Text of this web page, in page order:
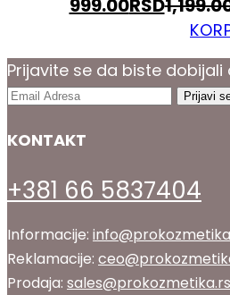
999.00RSD
Prijavite se da biste dobijali
KONTAKT
+381 66 5837404
Informacije:
Reklamacije:
Prodaja: sales@prokozmetika.rs